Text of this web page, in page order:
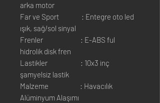
arka motor
Far ve Sport : Entegre oto led
ışık, sağ/sol sinyal
Frenler : E-ABS ful
hidrolik disk fren
Lastikler : 10x3 inç
şamyelsiz lastik
Malzeme : Havacılık
Alüminyum Alaşımı